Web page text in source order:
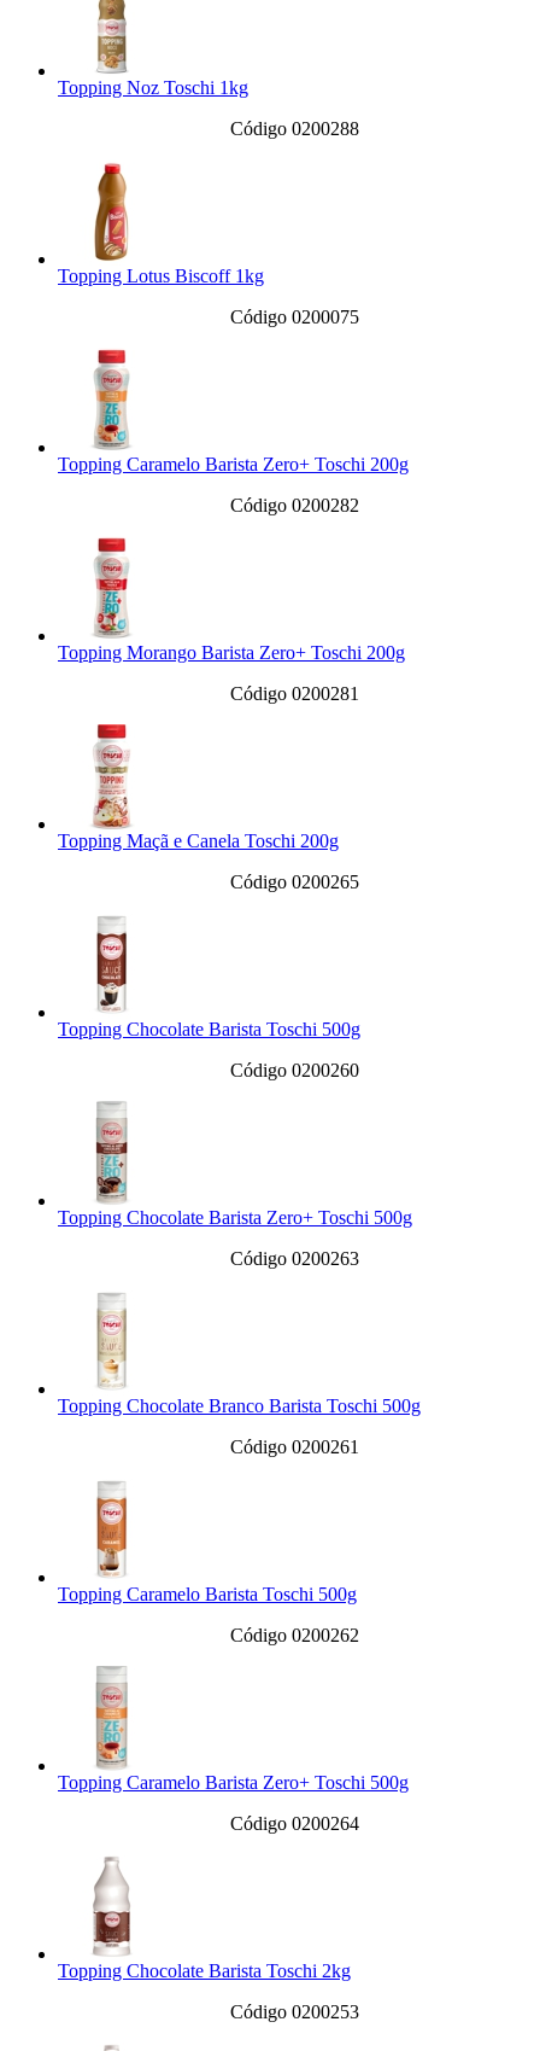
Topping Noz Toschi 1kg
Código 0200288
Topping Lotus Biscoff 1kg
Código 0200075
Topping Caramelo Barista Zero+ Toschi 200g
Código 0200282
Topping Morango Barista Zero+ Toschi 200g
Código 0200281
Topping Maçã e Canela Toschi 200g
Código 0200265
Topping Chocolate Barista Toschi 500g
Código 0200260
Topping Chocolate Barista Zero+ Toschi 500g
Código 0200263
Topping Chocolate Branco Barista Toschi 500g
Código 0200261
Topping Caramelo Barista Toschi 500g
Código 0200262
Topping Caramelo Barista Zero+ Toschi 500g
Código 0200264
Topping Chocolate Barista Toschi 2kg
Código 0200253